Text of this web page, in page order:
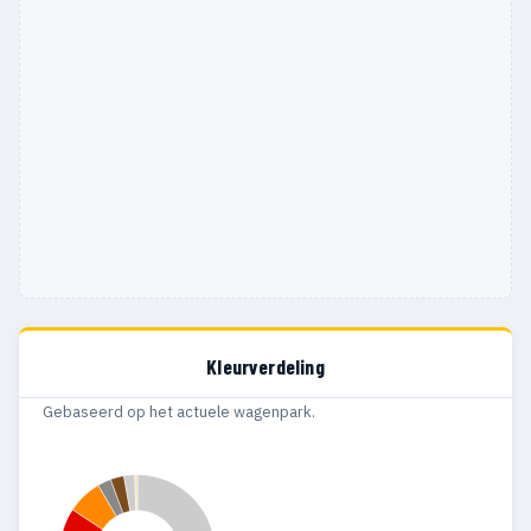
1963 1 1
1961 1 1
1
Kleurverdeling
Gebaseerd op het actuele wagenpark.